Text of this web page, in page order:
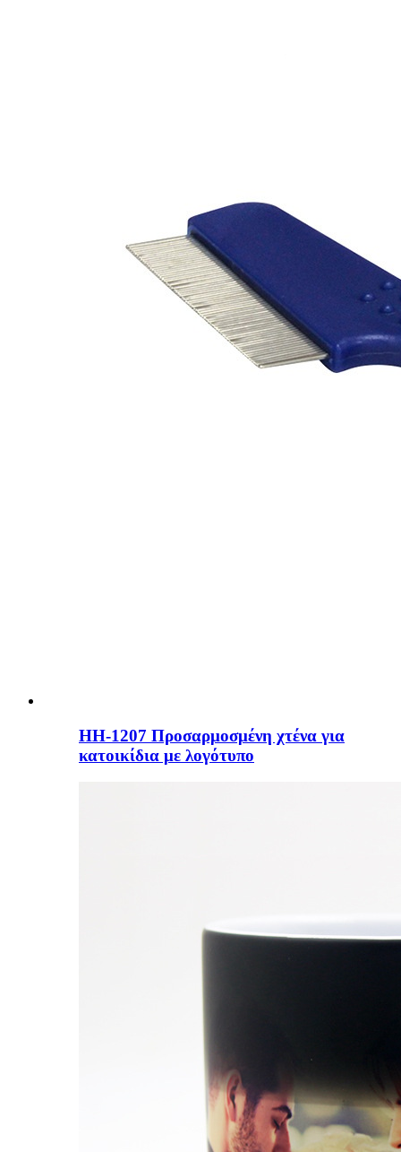
HH-1207 Προσαρμοσμένη χτένα για
κατοικίδια με λογότυπο